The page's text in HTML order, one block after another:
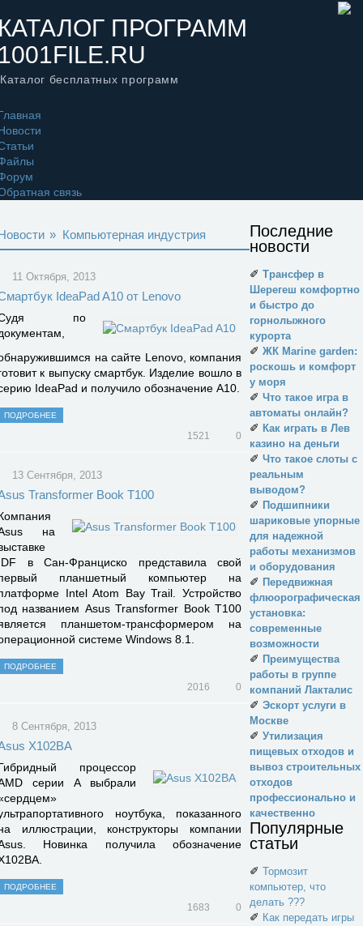
ПРОГРАММ
Каталог бесплатных программ
связь
» Компьютерная индустрия
11 Октября, 2013
IdeaPad A10 от Lenovo
по
на сайте Lenovo, компания
к выпуску смартбук. Изделие вошло в
IdeaPad и получило обозначение A10.
ПОДРОБНЕЕ
1521 0
13 Сентября, 2013
Transformer Book T100
на
в Сан-Франциско представила свой
планшетный компьютер на
Intel Atom Bay Trail. Устройство
названием Asus Transformer Book T100
планшетом-трансформером на
системе Windows 8.1.
ПОДРОБНЕЕ
2016 0
8 Сентября, 2013
X102BA
процессор
серии A выбрали
ноутбука, показанного
иллюстрации, конструкторы компании
Новинка получила обозначение
ПОДРОБНЕЕ
1683 0
Последние
новости
✐ Трансфер в
Шерегеш комфортно
и быстро до
горнолыжного
курорта
✐ ЖК Marine garden:
роскошь и комфорт
у моря
✐ Что такое игра в
автоматы онлайн?
✐ Как играть в Лев
казино на деньги
✐ Что такое слоты с
реальным
выводом?
✐ Подшипники
шариковые упорные
для надежной
работы механизмов
и оборудования
✐ Передвижная
флюорографическая
установка:
современные
возможности
✐ Преимущества
работы в группе
компаний Лакталис
✐ Эскорт услуги в
Москве
✐ Утилизация
пищевых отходов и
вывоз строительных
отходов
профессионально и
качественно
Популярные
статьи
✐ Тормозит
компьютер, что
делать ???
✐ Как передать игры